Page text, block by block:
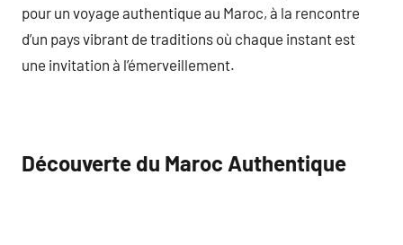
pour un voyage authentique au Maroc, à la rencontre
d’un pays vibrant de traditions où chaque instant est
une invitation à l’émerveillement.
Découverte du Maroc Authentique